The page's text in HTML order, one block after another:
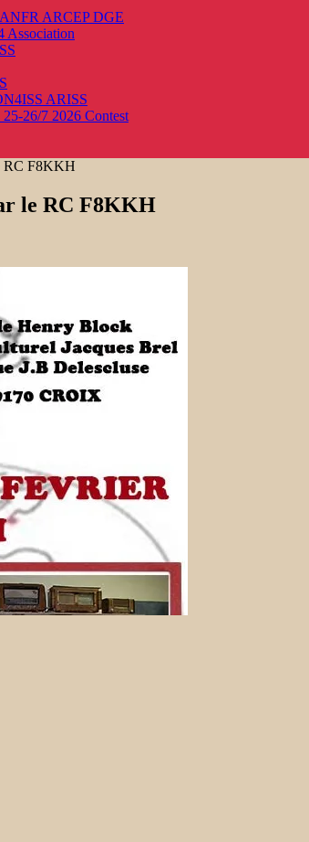
ARCEP DGE
Association
ARISS
26/7 2026 Contest
RC F8KKH
le RC F8KKH